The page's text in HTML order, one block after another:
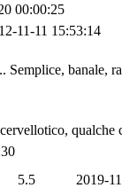
00:00:25
11-11 15:53:14
Semplice, banale,
5.5
2019-